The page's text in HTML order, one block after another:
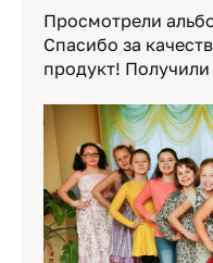
Просмотрели
Спасибо за
продукт!